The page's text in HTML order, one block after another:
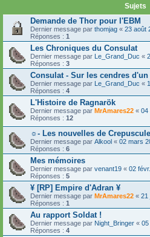
Sujets
Demande de Thor pour l'EBM
Dernier message par thomjag « 23 août
Réponses : 1
Les Chroniques du Consulat
Dernier message par Le_Grand_Duc «
Réponses : 3
Consulat - Sur les cendres
Dernier message par Le_Grand_Duc «
Réponses : 4
L'Histoire de Ragnarök
Dernier message par MrAmares22 « 04
Réponses : 12
☼- Les nouvelles de
Dernier message par Alkool « 02 mars
Réponses : 6
Mes mémoires
Dernier message par venant19 « 02
Réponses : 5
¥ [RP] Empire d'Adran ¥
Dernier message par MrAmares22 « 21
Réponses : 1
Au rapport Soldat !
Dernier message par Night_Bringer « 05
Réponses : 4